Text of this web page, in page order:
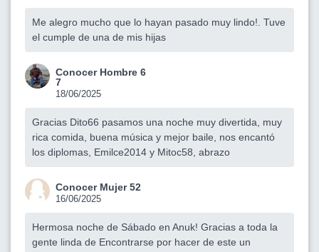
Me alegro mucho que lo hayan pasado muy lindo!. Tuve
el cumple de una de mis hijas
Conocer Hombre 6
7
18/06/2025
Gracias Dito66 pasamos una noche muy divertida, muy
rica comida, buena música y mejor baile, nos encantó
los diplomas, Emilce2014 y Mitoc58, abrazo
Conocer Mujer 52
16/06/2025
Hermosa noche de Sábado en Anuk! Gracias a toda la
gente linda de Encontrarse por hacer de este un